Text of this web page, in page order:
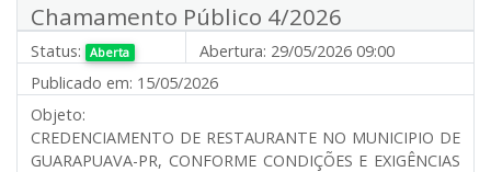
Chamamento Público 4/2026
Status: Aberta Abertura: 29/05/2026 09:00
Publicado em: 15/05/2026
Objeto:
CREDENCIAMENTO DE RESTAURANTE NO MUNICIPIO DE
GUARAPUAVA-PR, CONFORME CONDIÇÕES E EXIGÊNCIAS